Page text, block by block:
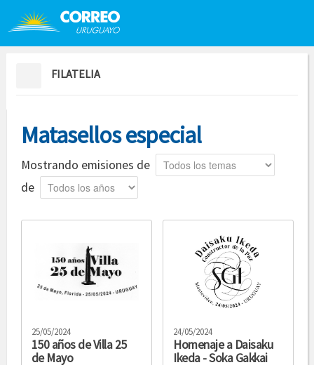
Saltar al contenido
FILATELIA
Matasellos especial
Mostrando emisiones de Tema
de Año
25/05/2024
150 años de Villa 25
de Mayo
24/05/2024
Homenaje a Daisaku
Ikeda - Soka Gakkai